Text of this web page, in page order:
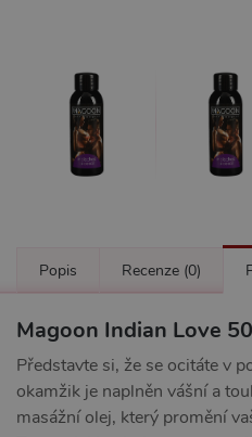
Popis Recenze (0)
Magoon Indian Love
Představte si, že se ocitáte v
okamžik je naplněn vášní a
masážní olej, který promění